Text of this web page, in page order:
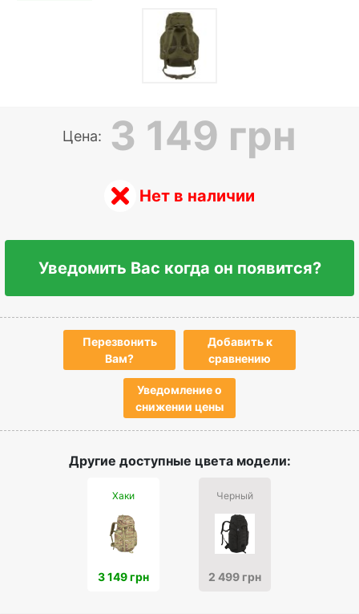
Цена: 3 149 грн
Нет в наличии
Уведомить Вас когда он появится?
Перезвонить
Вам?
Добавить к
сравнению
Уведомление о
снижении цены
Другие доступные цвета модели:
Хаки
3 149 грн
Черный
2 499 грн